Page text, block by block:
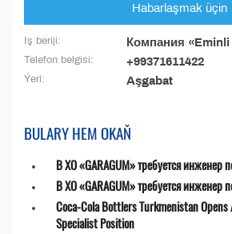
Habarlaşmak üçin
Iş beriji: Компания «Eminli
Telefon belgisi: +99371611422
Ýeri: Aşgabat
BULARY HEM OKAŇ
В ХО «GARAGUM» требуется инженер
В ХО «GARAGUM» требуется инженер
Coca-Cola Bottlers Turkmenistan
Specialist Position